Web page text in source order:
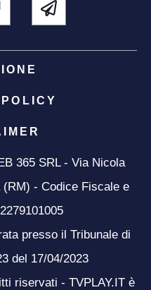
365 SRL - Via Nicola
- Codice Fiscale e
presso il Tribunale di
del 17/04/2023
riservati - TVPLAY.IT è